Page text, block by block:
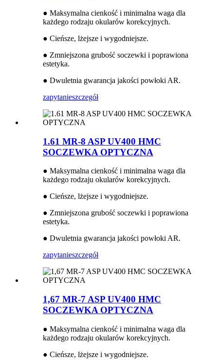
● Maksymalna cienkość i minimalna waga dla
każdego rodzaju okularów korekcyjnych.
● Cieńsze, lżejsze i wygodniejsze.
● Zmniejszona grubość soczewki i poprawiona
estetyka.
● Dwuletnia gwarancja jakości powłoki AR.
zapytanieszczegół
1.61 MR-8 ASP UV400 HMC
SOCZEWKA OPTYCZNA
● Maksymalna cienkość i minimalna waga dla
każdego rodzaju okularów korekcyjnych.
● Cieńsze, lżejsze i wygodniejsze.
● Zmniejszona grubość soczewki i poprawiona
estetyka.
● Dwuletnia gwarancja jakości powłoki AR.
zapytanieszczegół
1,67 MR-7 ASP UV400 HMC
SOCZEWKA OPTYCZNA
● Maksymalna cienkość i minimalna waga dla
każdego rodzaju okularów korekcyjnych.
● Cieńsze, lżejsze i wygodniejsze.